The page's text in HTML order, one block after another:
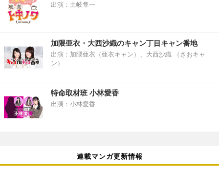
出演：土岐隼一
加隈亜衣・大西沙織のキャン丁目キャン番地
出演：加隈亜衣（亜衣キャン）、大西沙織 （さおキャ
ン）
特命取材班 小林愛香
出演：小林愛香
連載マンガ更新情報